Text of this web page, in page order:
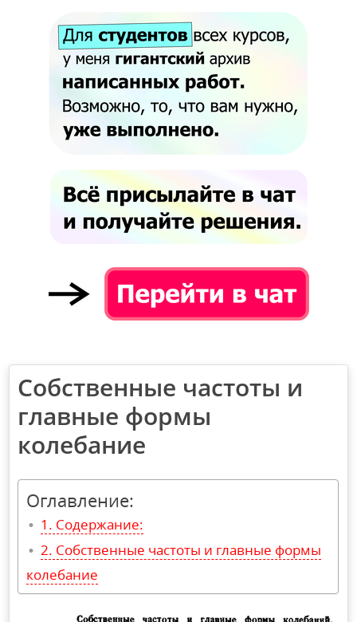
Собственные частоты и
главные формы
колебание
Оглавление:
Содержание:
Собственные частоты и главные формы
колебание